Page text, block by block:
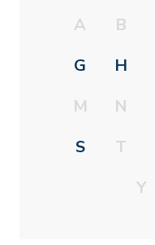
A B
G
H
M
N
S
T
Y